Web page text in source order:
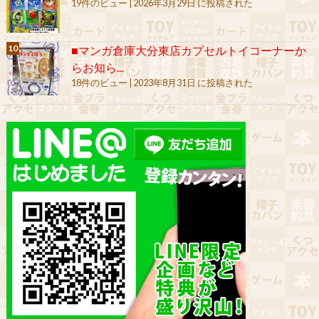
19件のビュー 2026年3月29日 に投稿された
■マンガ倉庫大分東店カプセルトイコーナーか
らお知ら...
18件のビュー 2023年8月31日 に投稿された